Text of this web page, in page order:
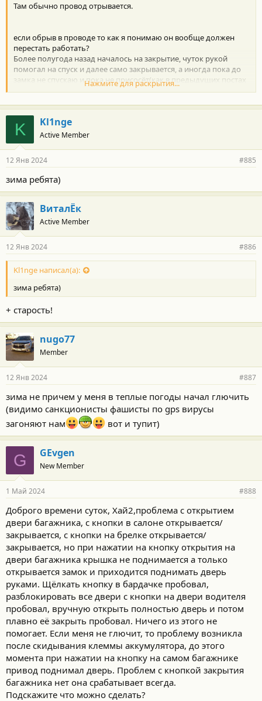
Там обычно провод отрывается.
если обрыв в проводе то как я понимаю он вообще должен
перестать работать?
Более полугода назад началось на закрытие, чуток рукой
помогал на спуск и далее само закрывается, а иногда пока до
замка не спускаю и пока не присосёт(как в предыдущих постах
писали БЖЖЖЖЖЖ
не сделает) то кнопки не реагируют,
а пару месяцев назад иногда и на открытие, сантиметров на 5
откроется и в ступор, нажму на закрытие проБЖЖЖЖЖЖикает
и какое то время всё норм.
Нажмите для раскрытия...
K Kl1nge
Active Member
12 Янв 2024 #885
зима ребята)
ВиталЁк
Active Member
12 Янв 2024 #886
Kl1nge написал(а):
зима ребята)
+ старость!
nugo77
Member
12 Янв 2024 #887
зима не причем у меня в теплые погоды начал глючить
(видимо санкционисты фашисты по gps вирусы
загоняют нам
вот и тупит)
G GEvgen
New Member
1 Май 2024 #888
Доброго времени суток, Хай2,проблема с открытием
двери багажника, с кнопки в салоне открывается/
закрывается, с кнопки на брелке открывается/
закрывается, но при нажатии на кнопку открытия на
двери багажника крышка не поднимается а только
открывается замок и приходится поднимать дверь
руками. Щёлкать кнопку в бардачке пробовал,
разблокировать все двери с кнопки на двери водителя
пробовал, вручную открыть полностью дверь и потом
плавно её закрыть пробовал. Ничего из этого не
помогает. Если меня не глючит, то проблему возникла
после скидывания клеммы аккумулятора, до этого
момента при нажатии на кнопку на самом багажнике
привод поднимал дверь. Проблем с кнопкой закрытия
багажника нет она срабатывает всегда.
Подскажите что можно сделать?